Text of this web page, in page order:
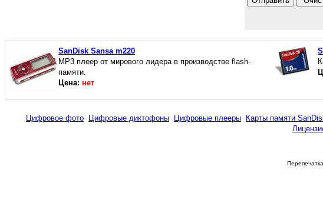
SanDisk Sansa m220
MP3 плеер от мирового лидера в производстве flash-
памяти.
Цена: нет
Цифровое фото Цифровые диктофоны Цифровые плееры Карты памяти